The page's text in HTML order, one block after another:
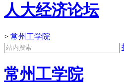
人大经济论坛
> 常州工学院
常州工学院